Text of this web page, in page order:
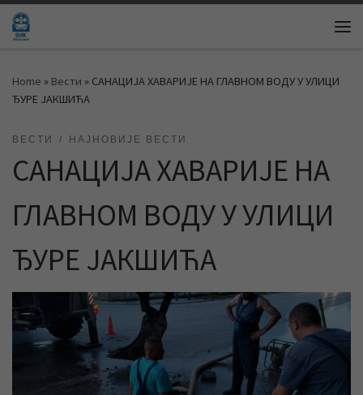
Skip to content
Home » Вести » САНАЦИЈА ХАВАРИЈЕ НА ГЛАВНОМ ВОДУ У УЛИЦИ
ЂУРЕ ЈАКШИЋА
ВЕСТИ НАЈНОВИЈЕ ВЕСТИ
САНАЦИЈА ХАВАРИЈЕ НА
ГЛАВНОМ ВОДУ У УЛИЦИ
ЂУРЕ ЈАКШИЋА